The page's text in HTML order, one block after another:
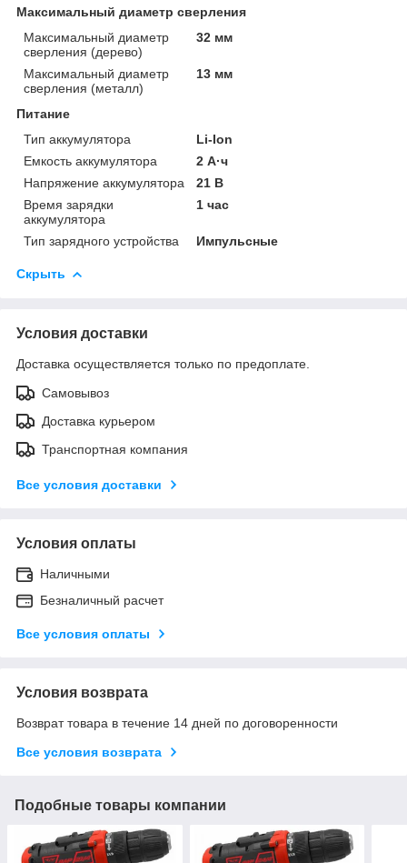
Максимальный диаметр сверления
Максимальный диаметр
сверления (дерево)
32 мм
Максимальный диаметр
сверления (металл)
13 мм
Питание
Тип аккумулятора
Li-Ion
Емкость аккумулятора
2 А·ч
Напряжение аккумулятора
21 В
Время зарядки
аккумулятора
1 час
Тип зарядного устройства Импульсные
Скрыть
Условия доставки
Доставка осуществляется только по предоплате.
Самовывоз
Доставка курьером
Транспортная компания
Все условия доставки
Условия оплаты
Наличными
Безналичный расчет
Все условия оплаты
Условия возврата
Возврат товара в течение 14 дней по договоренности
Все условия возврата
Подобные товары компании